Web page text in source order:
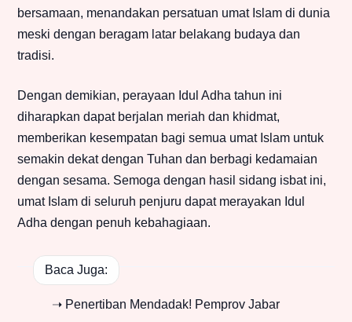
bersamaan, menandakan persatuan umat Islam di dunia
meski dengan beragam latar belakang budaya dan
tradisi.
Dengan demikian, perayaan Idul Adha tahun ini
diharapkan dapat berjalan meriah dan khidmat,
memberikan kesempatan bagi semua umat Islam untuk
semakin dekat dengan Tuhan dan berbagi kedamaian
dengan sesama. Semoga dengan hasil sidang isbat ini,
umat Islam di seluruh penjuru dapat merayakan Idul
Adha dengan penuh kebahagiaan.
Baca Juga:
➝ Penertiban Mendadak! Pemprov Jabar